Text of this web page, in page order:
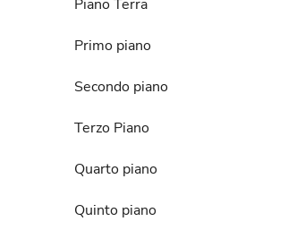
Piano Terra
Primo piano
Secondo piano
Terzo Piano
Quarto piano
Quinto piano